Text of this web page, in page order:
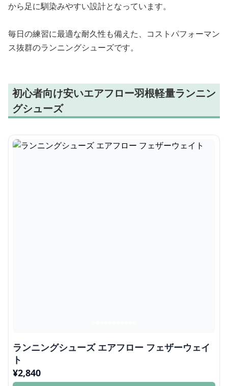
から足に馴染みやすい設計となっています。
毎日の練習に最適な耐久性も備えた、コストパフォーマン
ス抜群のランニングシューズです。
初心者向け安いエアフロー羽根軽量ランニン
グシューズ
ランニングシューズ エアフロー フェザーウェイ
ト
¥2,840